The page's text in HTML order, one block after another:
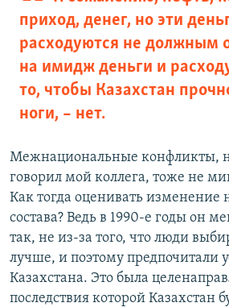
приход, денег, но эти
расходуются не должным
на имидж деньги и
то, чтобы Казахстан
ноги, – нет.
Межнациональные конфликты,
говорил мой коллега, тоже не
Как тогда оценивать изменение
состава? Ведь в 1990-е годы он
так, не из-за того, что люди
лучше, и поэтому предпочитали
Казахстана. Это была
последствия которой Казахстан